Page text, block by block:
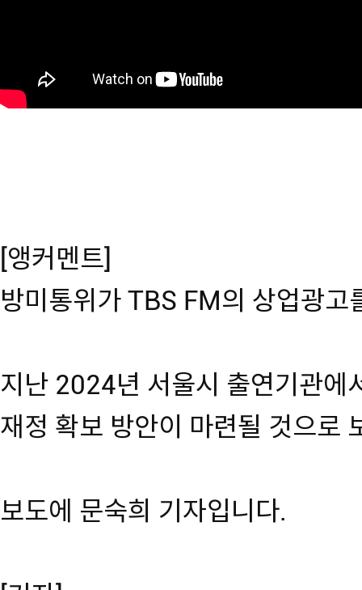
[앵커멘트]
방미통위가 TBS FM의 상업광고
지난 2024년 서울시 출연기관에
재정 확보 방안이 마련될 것으로
보도에 문숙희 기자입니다.